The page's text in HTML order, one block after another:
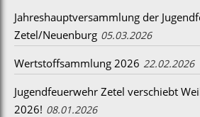
Jahreshauptversammlung der
Zetel/Neuenburg 05.03.2026
Wertstoffsammlung 2026 22.02.2026
Jugendfeuerwehr Zetel verschiebt
2026! 08.01.2026